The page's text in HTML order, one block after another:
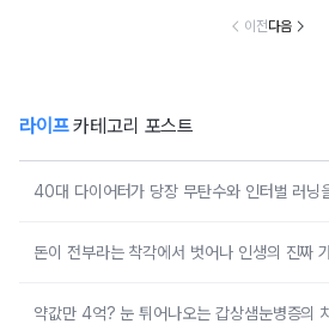
이전다음
라이프카테고리 포스트
40대 다이어터가 당장 무탄수와 인터벌 러닝
돈이 전부라는 착각에서 벗어나 인생의 진짜
약값만 4억? 눈 튀어나오는 갑상샘눈병증의